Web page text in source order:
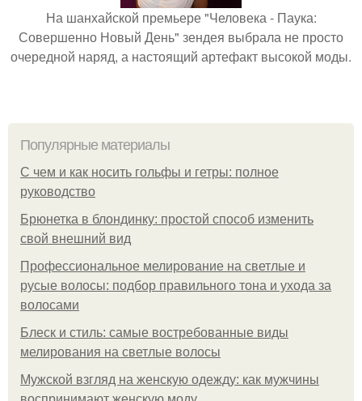
На шанхайской премьере "Человека - Паука:
Совершенно Новый День" зендея выбрала не просто
очередной наряд, а настоящий артефакт высокой моды.
Популярные материалы
С чем и как носить гольфы и гетры: полное
руководство
Брюнетка в блондинку: простой способ изменить
свой внешний вид
Профессиональное мелирование на светлые и
русые волосы: подбор правильного тона и ухода за
волосами
Блеск и стиль: самые востребованные виды
мелирования на светлые волосы
Мужской взгляд на женскую одежду: как мужчины